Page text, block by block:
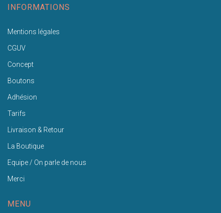
INFORMATIONS
Mentions légales
CGUV
Concept
Boutons
Adhésion
Tarifs
Livraison & Retour
La Boutique
Equipe / On parle de nous
Merci
MENU